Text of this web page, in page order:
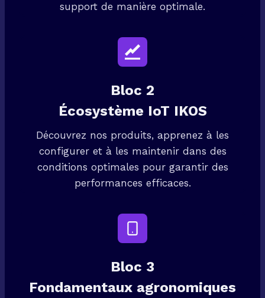
support de manière optimale.
Bloc 2
Écosystème IoT IKOS
Découvrez nos produits, apprenez à les
configurer et à les maintenir dans des
conditions optimales pour garantir des
performances efficaces.
Bloc 3
Fondamentaux agronomiques